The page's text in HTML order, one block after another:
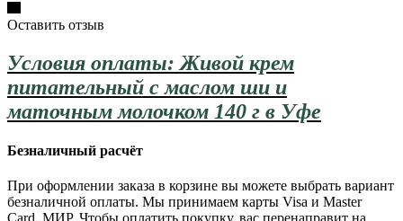
Оставить отзыв
Условия оплаты: Живой крем
питательный с маслом ши и
маточным молочком 140 г в Уфе
Безналичный расчёт
При оформлении заказа в корзине вы можете выбрать вариант
безналичной оплаты. Мы принимаем карты Visa и Master